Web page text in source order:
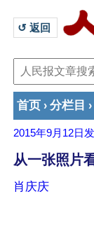
↺ 返回
首页 › 分栏目 ›
2015年9月12日
从一张照片
肖庆庆